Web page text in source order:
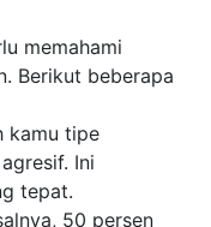
memahami
Berikut beberapa
kamu tipe
Ini
tepat.
50 persen